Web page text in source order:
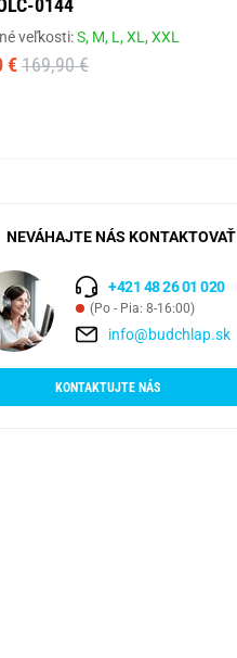
0144
veľkosti:S, M, L,XL,XXL
€169,90 €
NEVÁHAJTE NÁS KONTAKTOVAŤ
+421 48 26 01 020
(Po - Pia: 8-16:00)
info@budchlap.sk
KONTAKTUJTE NÁS